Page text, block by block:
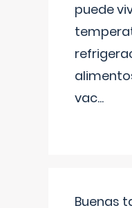
puede
vac...
Buenas